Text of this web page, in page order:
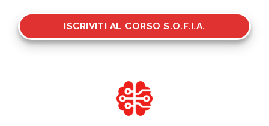
ISCRIVITI AL CORSO S.O.F.I.A.